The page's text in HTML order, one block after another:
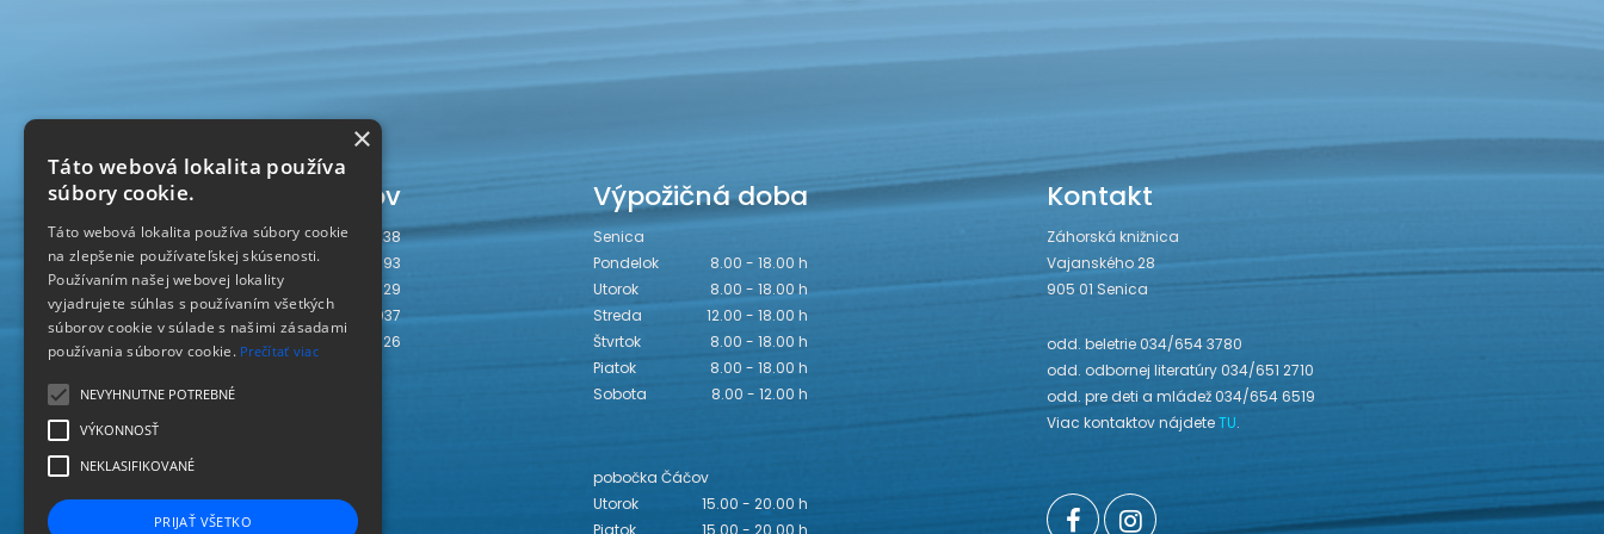
Počítadlo prístupov
Dnes
538
Včera
593
Tento týždeň
2529
Tento mesiac
4037
Spolu
237026
SK
Výpožičná doba
Senica
Pondelok
8.00 - 18.00 h
Utorok
8.00 - 18.00 h
Streda
12.00 - 18.00 h
Štvrtok
8.00 - 18.00 h
Piatok
8.00 - 18.00 h
Sobota
8.00 - 12.00 h
pobočka Čáčov
Utorok
15.00 - 20.00 h
Kontakt
Záhorská knižnica
Vajanského 28
905 01 Senica
odd. beletrie 034/654 3780
odd. odbornej literatúry 034/651 2710
odd. pre deti a mládež 034/654 6519
Viac kontaktov nájdeteTU.
×
Táto webová lokalita používa
súbory cookie.
Táto webová lokalita používa súbory cookie
na zlepšenie používateľskej skúsenosti.
Používaním našej webovej lokality
vyjadrujete súhlas s používaním všetkých
súborov cookie v súlade s našimi zásadami
používania súborov cookie. Prečítať viac
NEVYHNUTNE POTREBNÉ
VÝKONNOSŤ
NEKLASIFIKOVANÉ
PRIJAŤ VŠETKO